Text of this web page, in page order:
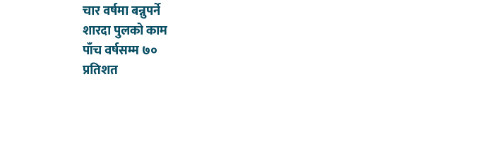
चार वर्षमा बन्नुपर्ने
शारदा पुलको काम
पाँच वर्षसम्म ७०
प्रतिशत